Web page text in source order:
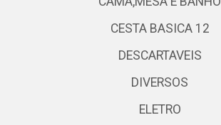
CESTA BASICA 12
DESCARTAVEIS
DIVERSOS
ELETRO